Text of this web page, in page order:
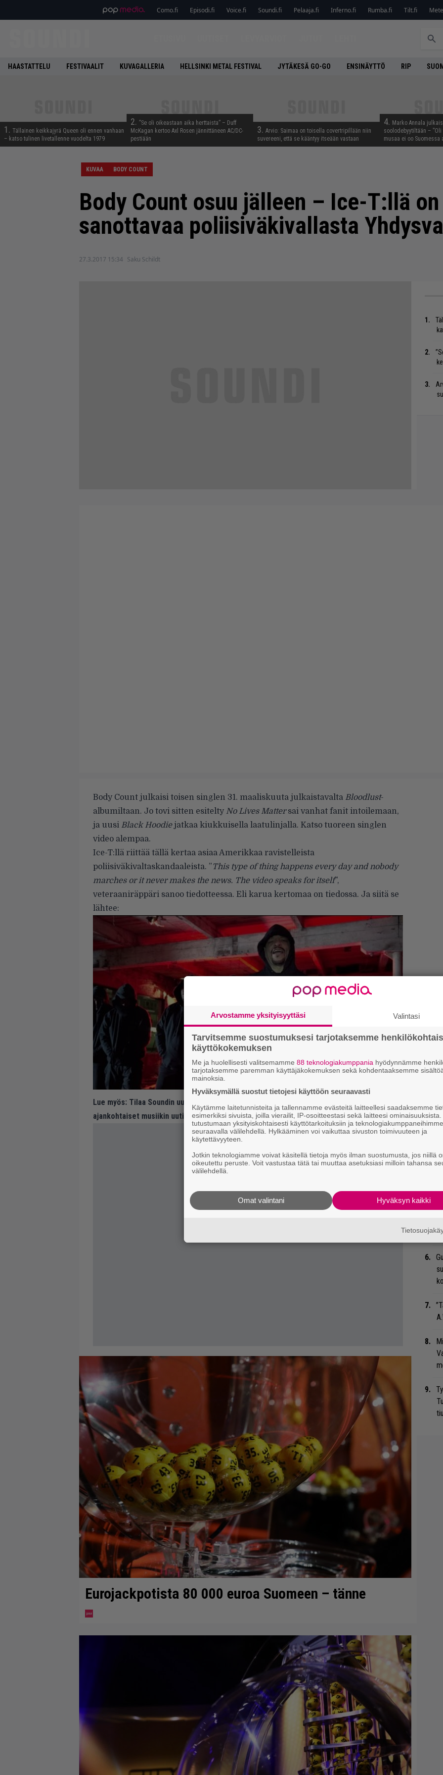
Como.fi Episodi.fi Voice.fi Soundi.fi Pelaaja.fi Inferno.fi Rumba.fi Tilt.fi
HAASTATTELU FESTIVAALIT KUVAGALLERIA HELLSINKI METAL FESTIVAL JYTÄKESÄ GO-GO ENSINÄYTTÖ RIP
1. Tällainen keikkajyrä Queen oli ennen vanhaan
– katso tulinen livetallenne vuodelta 1979
2. ”Se oli oikeastaan aika herttaista” – Duff
McKagan kertoo Axl Rosen jännittäneen AC/DC-
pestiään
3. Arvio: Saimaa on toisella covertripillään niin
suvereeni, että se kääntyy itseään vastaan
4. Marko Annala
soolodebyytiltään –
musaa ei oo Suomessa
KUVAA BODY COUNT
Body Count osuu jälleen – Ice-T:llä
sanottavaa poliisiväkivallasta
27.3.2017 15:34 Saku Schildt
Body Count julkaisi toisen singlen 31. maaliskuuta julkaistavalta Bloodlust-
albumiltaan. Jo tovi sitten esitelty No Lives Mattersai vanhat fanit intoilemaan,
ja uusi Black Hoodiejatkaa kiukkuisella laatulinjalla. Katso tuoreen singlen
video alempaa.
Ice-T:llä riittää tällä kertaa asiaa Amerikkaa ravistelleista
poliisiväkivaltaskandaaleista. ”This type of thing happens every day and nobody
marches or it never makes the news. The video speaks for itself”,
veteraaniräppäri sanoo tiedotteessa. Eli karua kertomaa on tiedossa. Ja siitä se
lähtee:
Lue myös: Tilaa Soundin uutiskirje ja tiedät mistä kahvitauolla puhutaan! Nappaa
ajankohtaiset musiikin uutiset ja puheenaiheet suoraan sähköpostiin tästä.
Eurojackpotista 80 000 euroa Suomeen – tänne
Arvostamme yksityisyyttäsi Valintasi
Tarvitsemme suostumuksesi tarjotaksemme
käyttökokemuksen
Me ja huolellisesti valitsemamme 88 teknologiakumppania hyödynnämme
tarjotaksemme paremman käyttäjäkokemuksen sekä kohdentaaksemme
mainoksia.
Hyväksymällä suostut tietojesi käyttöön seuraavasti
Käytämme laitetunnisteita ja tallennamme evästeitä laitteellesi saadaksemme
esimerkiksi sivuista, joilla vierailit, IP-osoitteestasi sekä laitteesi
tutustumaan yksityiskohtaisesti käyttötarkoituksiin ja teknologiakumppaneihimme
seuraavalla välilehdellä. Hylkääminen voi vaikuttaa sivuston toimivuuteen ja
käytettävyyteen.
Jotkin teknologiamme voivat käsitellä tietoja myös ilman suostumusta, jos niillä
oikeutettu peruste. Voit vastustaa tätä tai muuttaa asetuksiasi milloin tahansa
välilehdellä.
Hyväksyn kaikki
Omat valintani